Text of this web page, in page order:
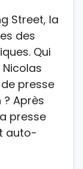
Street, la
des
Qui
presse
Après
presse
auto-